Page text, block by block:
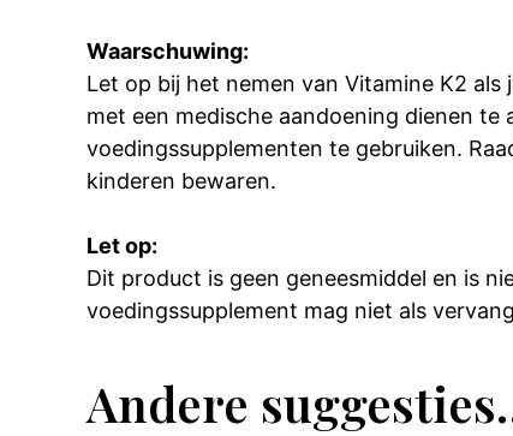
Waarschuwing:
Let op bij het nemen van Vitamine K2
met een medische aandoening dienen
voedingssupplementen te gebruiken.
kinderen bewaren.
Let op:
Dit product is geen geneesmiddel en is
voedingssupplement mag niet als
Andere